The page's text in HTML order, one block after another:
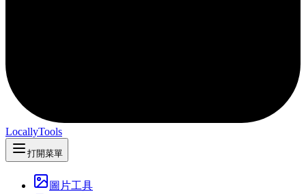
LocallyTools
打開菜單
圖片工具